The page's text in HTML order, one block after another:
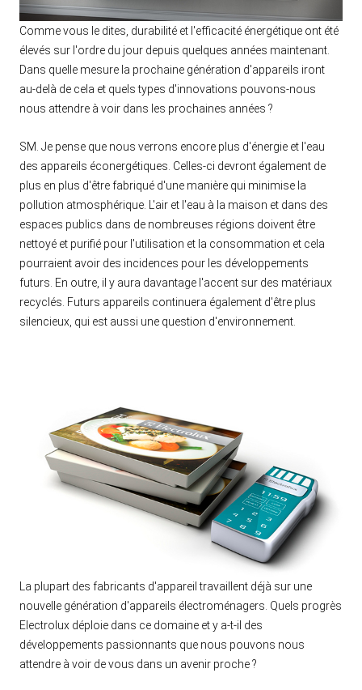
Comme vous le dites, durabilité et l'efficacité énergétique ont été
élevés sur l'ordre du jour depuis quelques années maintenant.
Dans quelle mesure la prochaine génération d'appareils iront
au-delà de cela et quels types d'innovations pouvons-nous
nous attendre à voir dans les prochaines années ?
SM. Je pense que nous verrons encore plus d'énergie et l'eau
des appareils éconergétiques. Celles-ci devront également de
plus en plus d'être fabriqué d'une manière qui minimise la
pollution atmosphérique. L'air et l'eau à la maison et dans des
espaces publics dans de nombreuses régions doivent être
nettoyé et purifié pour l'utilisation et la consommation et cela
pourraient avoir des incidences pour les développements
futurs. En outre, il y aura davantage l'accent sur des matériaux
recyclés. Futurs appareils continuera également d'être plus
silencieux, qui est aussi une question d'environnement.
La plupart des fabricants d'appareil travaillent déjà sur une
nouvelle génération d'appareils électroménagers. Quels progrès
Electrolux déploie dans ce domaine et y a-t-il des
développements passionnants que nous pouvons nous
attendre à voir de vous dans un avenir proche ?